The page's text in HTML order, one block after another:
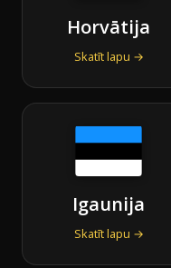
Horvātija
Skatīt lapu →
Igaunija
Skatīt lapu →